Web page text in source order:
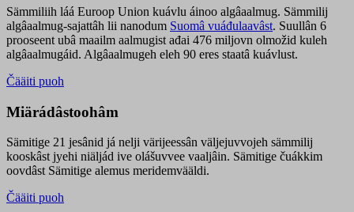
Sämmiliih láá Euroop Union kuávlu áinoo algâaalmug. Sämmilij
algâaalmug-sajattâh lii nanodum Suomâ vuáđulaavâst. Suullân 6
prooseent ubâ maailm aalmugist ađai 476 miljovn olmožid kuleh
algâaalmugáid. Algâaalmugeh eleh 90 eres staatâ kuávlust.
Čääiti puoh
Miärádâstoohâm
Sämitige 21 jesânid já nelji värijeessân väljejuvvojeh sämmilij
kooskâst jyehi niäljád ive olášuvvee vaaljâin. Sämitige čuákkim
oovdâst Sämitige alemus meridemvääldi.
Čääiti puoh